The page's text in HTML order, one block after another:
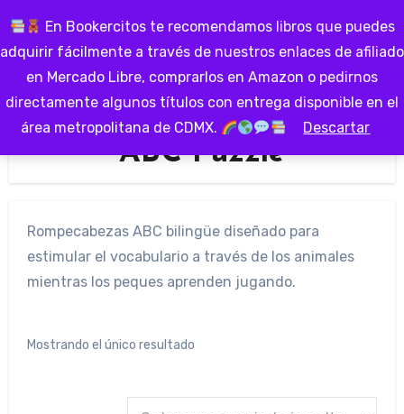
En Bookercitos te recomendamos libros que puedes
adquirir fácilmente a través de nuestros enlaces de afiliado
en Mercado Libre, comprarlos en Amazon o pedirnos
directamente algunos títulos con entrega disponible en el
área metropolitana de CDMX.
Descartar
contenido
ABC Puzzle
Rompecabezas ABC bilingüe diseñado para
estimular el vocabulario a través de los animales
mientras los peques aprenden jugando.
Mostrando el único resultado